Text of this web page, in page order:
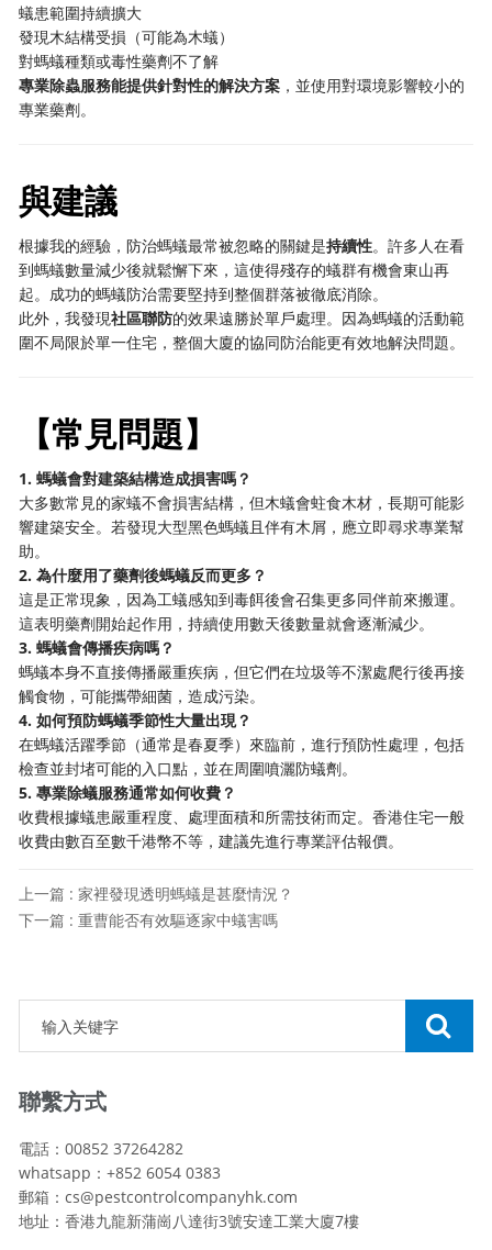
蟻患範圍持續擴大
發現木結構受損（可能為木蟻）
對螞蟻種類或毒性藥劑不了解
專業除蟲服務能提供針對性的解決方案 ，並使用對環境影響較小的
專業藥劑。
與建議
根據我的經驗，防治螞蟻最常被忽略的關鍵是持續性。許多人在看
到螞蟻數量減少後就鬆懈下來，這使得殘存的蟻群有機會東山再
起。成功的螞蟻防治需要堅持到整個群落被徹底消除。
此外，我發現社區聯防的效果遠勝於單戶處理。因為螞蟻的活動範
圍不局限於單一住宅，整個大廈的協同防治能更有效地解決問題。
【常見問題】
1. 螞蟻會對建築結構造成損害嗎？
大多數常見的家蟻不會損害結構，但木蟻會蛀食木材，長期可能影
響建築安全。若發現大型黑色螞蟻且伴有木屑，應立即尋求專業幫
助。
2. 為什麼用了藥劑後螞蟻反而更多？
這是正常現象，因為工蟻感知到毒餌後會召集更多同伴前來搬運。
這表明藥劑開始起作用，持續使用數天後數量就會逐漸減少。
3. 螞蟻會傳播疾病嗎？
螞蟻本身不直接傳播嚴重疾病，但它們在垃圾等不潔處爬行後再接
觸食物，可能攜帶細菌，造成污染。
4. 如何預防螞蟻季節性大量出現？
在螞蟻活躍季節（通常是春夏季）來臨前，進行預防性處理，包括
檢查並封堵可能的入口點，並在周圍噴灑防蟻劑。
5. 專業除蟻服務通常如何收費？
收費根據蟻患嚴重程度、處理面積和所需技術而定。香港住宅一般
收費由數百至數千港幣不等，建議先進行專業評估報價。
上一篇 : 家裡發現透明螞蟻是甚麼情況？
下一篇 : 重曹能否有效驅逐家中蟻害嗎
聯繫方式
電話：00852 37264282
whatsapp：+852 6054 0383
郵箱：cs@pestcontrolcompanyhk.com
地址：香港九龍新蒲崗八達街3號安達工業大廈7樓